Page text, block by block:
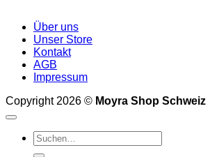
Über uns
Unser Store
Kontakt
AGB
Impressum
Copyright 2026 © Moyra Shop Schweiz
Suchen
nach: